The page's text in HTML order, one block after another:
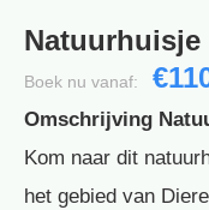
Boek nu vanaf:
Omschrijving
Kom naar dit
het gebied van